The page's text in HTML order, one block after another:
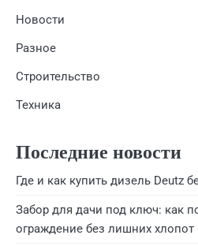
Новости
Разное
Строительство
Техника
Последние новости
Где и как купить дизель Deutz
Забор для дачи под ключ: как
ограждение без лишних хлопот